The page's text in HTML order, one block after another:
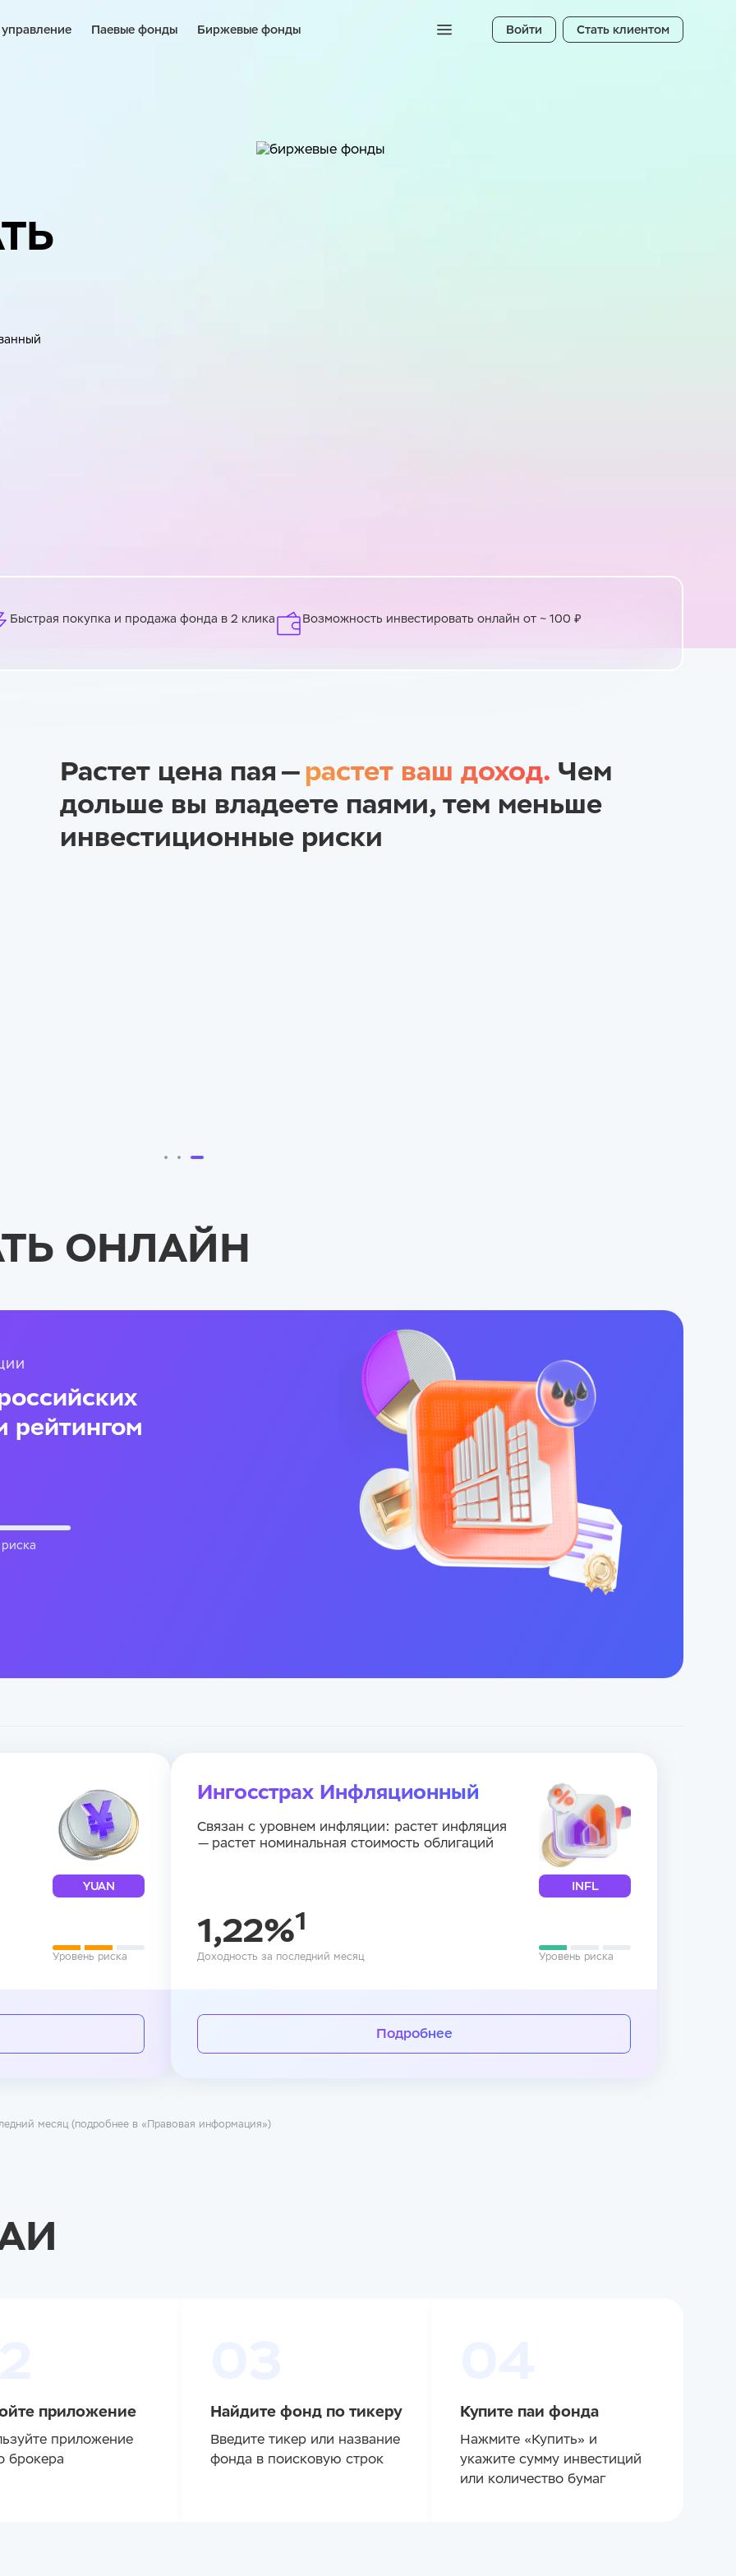
Паевые фонды Биржевые фонды Войти Стать клиентом
Быстрая покупка и продажа фонда в 2 клика Возможность инвестировать онлайн от ~ 100 ₽
Растет цена пая —растет ваш доход. Чем
дольше вы владеете паями, тем меньше
инвестиционные риски
ОНЛАЙН
рейтингом
YUAN
Уровень риска
Ингосстрах Инфляционный
INFL
Связан с уровнем инфляции: растет инфляция
— растет номинальная стоимость облигаций
1,22%1
Доходность за последний месяц Уровень риска
Подробнее
месяц (подробнее в «Правовая информация»)
приложение
приложение
брокера
Найдите фонд по тикеру
Введите тикер или название
фонда в поисковую строк
Купите паи фонда
Нажмите «Купить» и
укажите сумму инвестиций
или количество бумаг